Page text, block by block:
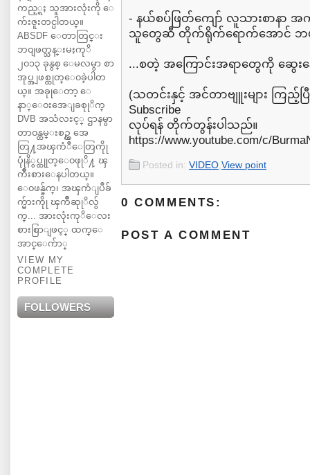
ကည့္ရႈ သူအားလုံးကို ေ
က်းဇူးတင္ပါတယ္။
ABSDF ေတာတြင္း
ဘ၀ျဖတ္သန္းမႈကုိ
၂၀၁၃ ခုနွစ္ ေမလမွာ စာ
အုပ္အျဖစ္ထုတ္ေ၀ခဲ့ပါတ
ယ္။ အခုုေတာ့ ေ
နာ္ေ၀းအေျခစုုိက္
DVB အသံလႊင့္ ဌာနမွာ
တာ၀န္ထမ္းစဥ္က အေ
တြ႔အၾကံဳေတြကိုု
ပုုံနိွပ္ထုုတ္ေ၀ဖုုိ႔ ၾ
ကိဳးစားေနပါတယ္။
ေ၀ဖန္ခ်က္၊ အၾကံျပဳခ်
က္မ်ားကိုု ၾကိဳဆုုိလ်ွ
က္... အားလုံးကုိေလး
စားစြာျဖင့္ ထက္ေ
အာင္ေက်ာ္
VIEW MY
COMPLETE
PROFILE
FOLLOWERS
- နယ်စပ်ဖြတ်ကျော် လူသားစာ
သူတွေဆီ တိုက်ရိုက်ရောက်အောင်
...စတဲ့ အကြောင်းအရာတွေကို ဆွေးနွ
(သတင်းနှင့် အင်တာဗျူးများ ကြည့်
Subscribe
လုပ်ရန် တိုက်တွန်းပါသည်။
https://www.youtube.com/c/
Posted in: VIDEO View point
0 COMMENTS:
POST A COMMENT